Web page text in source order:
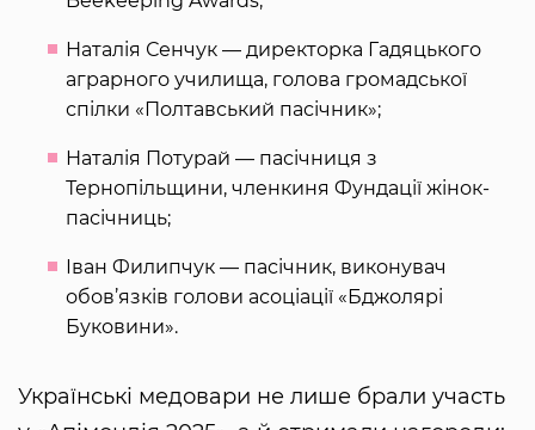
Наталія Сенчук — директорка Гадяцького
аграрного училища, голова громадської
спілки «Полтавський пасічник»;
Наталія Потурай — пасічниця з
Тернопільщини, членкиня Фундації жінок-
пасічниць;
Іван Филипчук — пасічник, виконувач
обов’язків голови асоціації «Бджолярі
Буковини».
Українські медовари не лише брали участь